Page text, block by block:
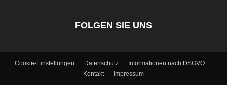
FOLGEN SIE UNS
Cookie-Einstellungen Datenschutz
Informationen nach DSGVO
Kontakt
Impressum